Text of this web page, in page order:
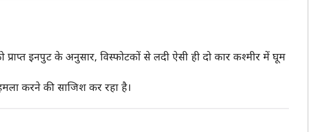
इनपुट के अनुसार, विस्फोटकों से लदी ऐसी ही दो कार कश्मीर में घूम
करने की साजिश कर रहा है।